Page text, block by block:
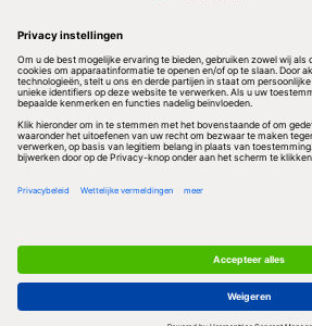
Volg ons
Redactionele partner
Algemene Voorwaarden & Copyrights